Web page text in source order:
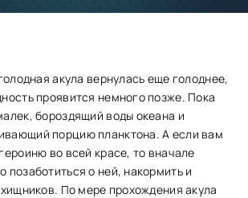
акула вернулась еще голоднее,
проявится немного позже. Пока
бороздящий воды океана и
порцию планктона. А если вам
во всей красе, то вначале
позаботиться о ней, накормить и
По мере прохождения акула